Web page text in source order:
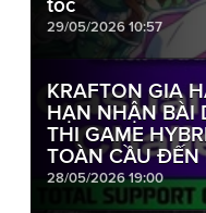
tốc
29/05/2026 10:57
KRAFTON GIA
HẠN NHẬN BÀI
THI GAME
TOÀN CẦU ĐẾN
28/05/2026 19:00